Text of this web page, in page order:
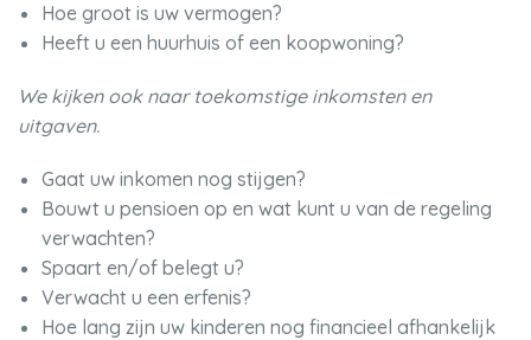
Hoe groot is uw vermogen?
Heeft u een huurhuis of een koopwoning?
We kijken ook naar toekomstige inkomsten en
uitgaven.
Gaat uw inkomen nog stijgen?
Bouwt u pensioen op en wat kunt u van de regeling
verwachten?
Spaart en/of belegt u?
Verwacht u een erfenis?
Hoe lang zijn uw kinderen nog financieel afhankelijk